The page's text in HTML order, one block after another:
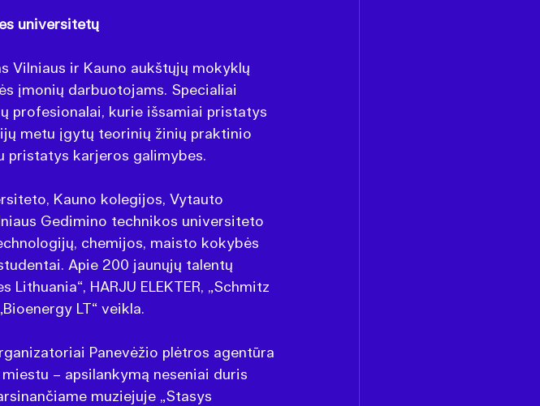
universitetų
Vilniaus ir Kauno aukštųjų mokyklų
įmonių darbuotojams. Specialiai
profesionalai, kurie išsamiai pristatys
metu įgytų teorinių žinių praktinio
pristatys karjeros galimybes.
Kauno kolegijos, Vytauto
Gedimino technikos universiteto
chemijos, maisto kokybės
Apie 200 jaunųjų talentų
Lithuania“, HARJU ELEKTER, „Schmitz
LT“ veikla.
Panevėžio plėtros agentūra
– apsilankymą neseniai duris
muziejuje „Stasys